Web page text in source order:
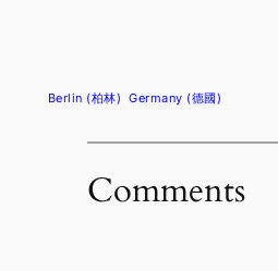
Berlin (柏林) Germany (德國)
Comments